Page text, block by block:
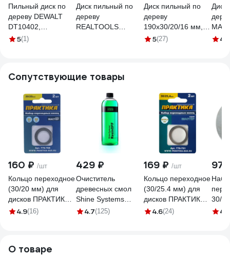
Пильный диск по
дереву DEWALT
DT10402,
190х30х1.65 мм
5(1)
Диск пильный по
дереву
REALTOOLS
Диск пильный по
дереву
190x30/20/16 мм,
24 зуба ВОЛАТ
5(27)
Диск
мм,4.5
Сопутствующие товары
160 ₽ /шт
Кольцо переходное
(30/20 мм) для
дисков ПРАКТИКА
776-768
4.9(16)
429 ₽
Очиститель
древесных смол
Shine Systems
ResinOFF 750 мл
4.7(125)
169 ₽ /шт
Кольцо переходное
(30/25.4 мм) для
дисков ПРАКТИКА
776-751
4.6(24)
97
30/
4.7
О товаре